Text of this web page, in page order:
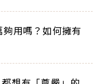
用嗎？如何擁有